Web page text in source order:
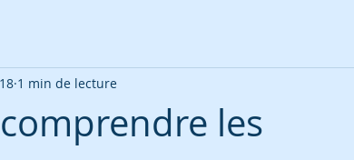
les
1 min de lecture